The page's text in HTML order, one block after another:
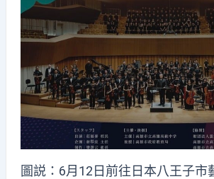
圖説：6月12日前往日本八王子市